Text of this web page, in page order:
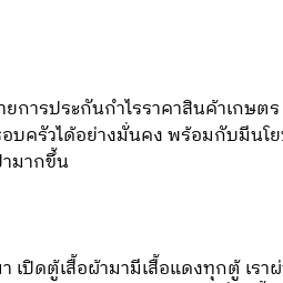
ยการประกันกำไรราคาสินค้าเก
บครัวได้อย่างมั่นคง พร้อมกับมี
ามากขึ้น
เปิดตู้เสื้อผ้ามามีเสื้อแดงทุกตู้ เร